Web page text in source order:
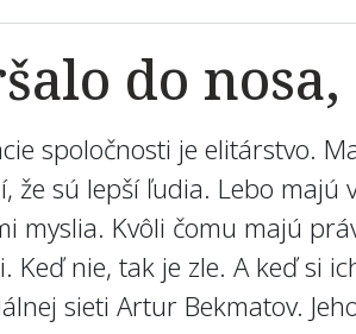
do
spoločnosti je elitárstvo.
že sú lepší ľudia. Lebo
myslia. Kvôli čomu majú
nie, tak je zle. A keď si
sieti Artur Bekmatov.